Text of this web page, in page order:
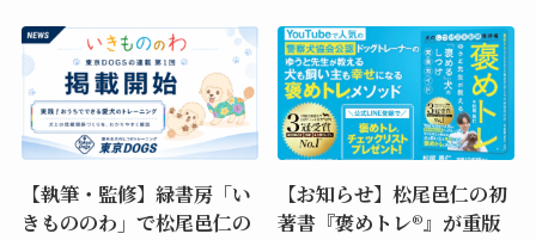
【執筆・監修】緑書房「い
きもののわ」で松尾邑仁の
【お知らせ】松尾邑仁の初
著書『褒めトレ®』が重版